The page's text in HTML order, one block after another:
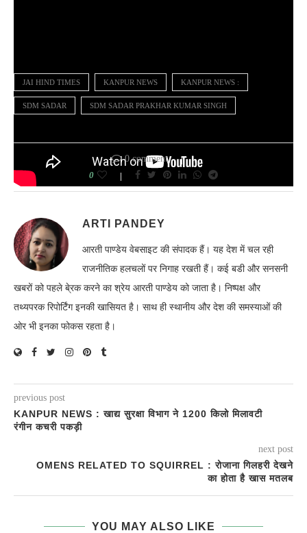
JAI HIND TIMES KANPUR NEWS KANPUR NEWS :
SDM SADAR SDM SADAR PRAKHAR KUMAR SINGH
0 comment
0
ARTI PANDEY
आरती पाण्डेय वेबसाइट की संपादक हैं। यह देश में चल रही
राजनीतिक हलचलों पर निगाह रखती हैं। कई बडी और सनसनी
खबरों को पहले बे्रक करने का श्रेय आरती पाण्डेय को जाता है। निष्पक्ष और
तथ्यपरक रिपोर्टिंग इनकी खासियत है। साथ ही स्थानीय और देश की समस्याओं की
ओर भी इनका फोकस रहता है।
previous post
KANPUR NEWS : खाद्य सुरक्षा विभाग ने 1200 किलो मिलावटी
रंगीन कचरी पकड़ी
next post
OMENS RELATED TO SQUIRREL : रोजाना गिलहरी देखने
का होता है खास मतलब
YOU MAY ALSO LIKE